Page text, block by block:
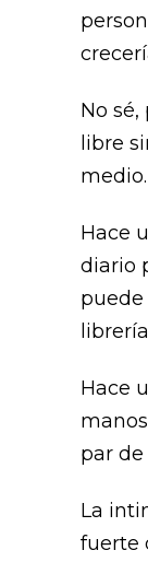
No
libre
medio.
Hace
diario
Hace
par
La
fuerte